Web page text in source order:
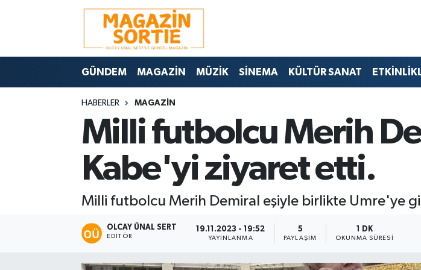
GÜNDEM MAGAZİN MÜZİK SİNEMA KÜLTÜR SANAT
HABERLER MAGAZİN
Milli futbolcu Merih
Kabe'yi ziyaret etti.
Milli futbolcu Merih Demiral eşiyle birlikte Umre'ye
OLCAY ÜNAL SERT
EDITÖR
19.11.2023 - 19:52
YAYINLANMA
5
PAYLAŞIM
1 DK
OKUNMA SÜRESI
Nöbetçi Eczaneler
Hava Durumu
Trafik Durumu
Süper Lig Puan Durumu ve Fikstür
Tüm Manşetler
Son Dakika Haberleri
Haber Arşivi